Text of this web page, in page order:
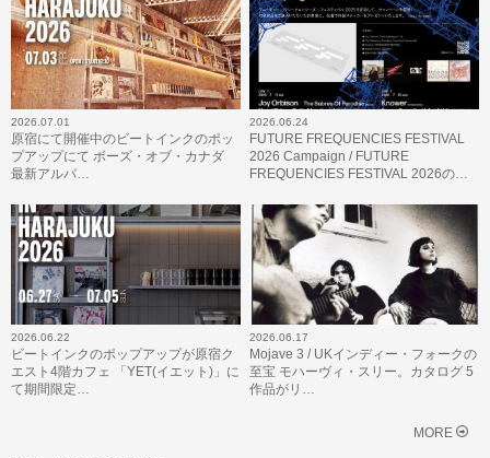
2026.07.01
原宿にて開催中のビートインクのポッ
プアップにて ボーズ・オブ・カナダ
最新アルバ…
2026.06.24
FUTURE FREQUENCIES FESTIVAL
2026 Campaign / FUTURE
FREQUENCIES FESTIVAL 2026の…
2026.06.22
ビートインクのポップアップが原宿ク
エスト4階カフェ 「YET(イエット)」に
て期間限定…
2026.06.17
Mojave 3 / UKインディー・フォークの
至宝 モハーヴィ・スリー。カタログ 5
作品がリ…
MORE